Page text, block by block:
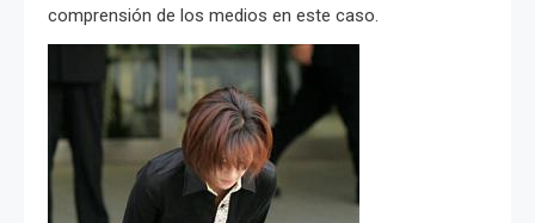
comprensión de los medios en este caso.